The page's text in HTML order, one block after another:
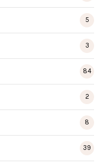
5
3
84
2
8
39